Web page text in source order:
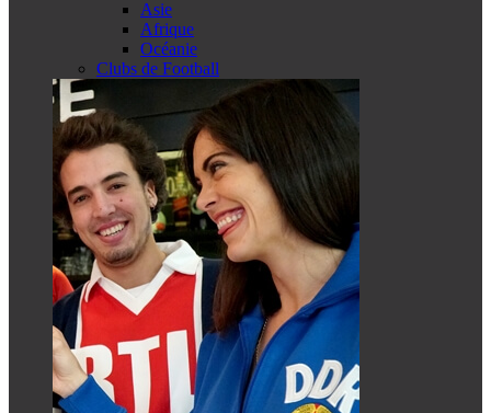
Asie
Afrique
Océanie
Clubs de Football